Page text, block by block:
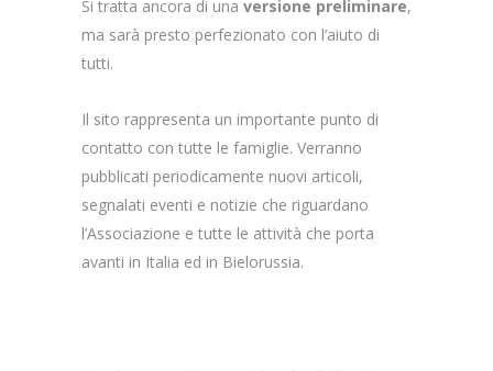
Si tratta ancora di una versione preliminare,
ma sarà presto perfezionato con l’aiuto di
tutti.
Il sito rappresenta un importante punto di
contatto con tutte le famiglie. Verranno
pubblicati periodicamente nuovi articoli,
segnalati eventi e notizie che riguardano
l’Associazione e tutte le attività che porta
avanti in Italia ed in Bielorussia.